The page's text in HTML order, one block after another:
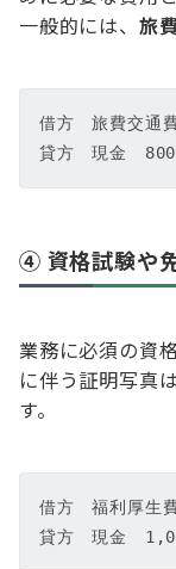
一般的には、 旅
借方　旅費交通
貸方　現金　
④ 資格試験や
業務に必須の資
に伴う証明写真
す。
借方　福利厚
貸方　現金　